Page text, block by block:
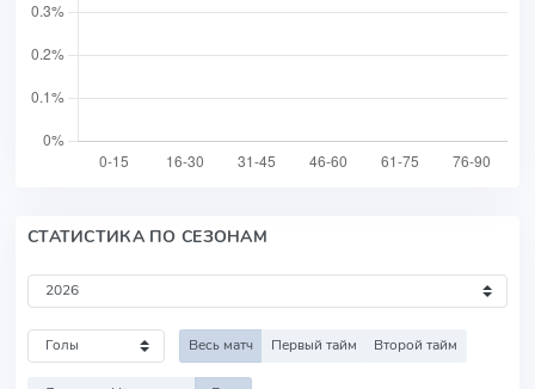
СТАТИСТИКА ПО СЕЗОНАМ
Весь матч Первый тайм Второй тайм